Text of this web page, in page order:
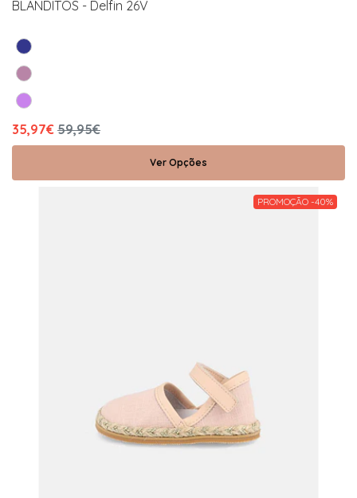
BLANDITOS - Delfin 26V
35,97€ 59,95€
Ver Opções
PROMOÇÃO -40%